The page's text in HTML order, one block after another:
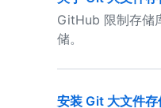
GitHub 限制存储
储。
安装 Git 大文件存